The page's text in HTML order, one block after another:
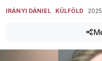
IRÁNYI DÁNIEL KÜLFÖLD